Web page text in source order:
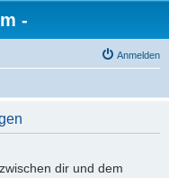
-
Anmelden
dir und dem